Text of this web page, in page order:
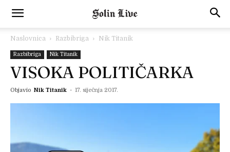
Naslovnica Razbibriga Nik Titanik
Razbibriga Nik Titanik
VISOKA POLITIČARKA
Objavio Nik Titanik - 17. siječnja 2017.